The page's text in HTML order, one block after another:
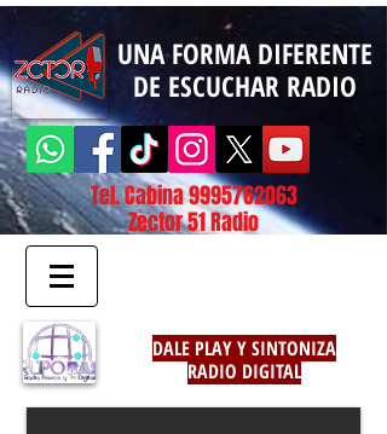
UNA FORMA DIFERENTE
DE ESCUCHAR RADIO
Tel. Cabina9995762063
Zector 51 Radio
DALE PLAY Y SINTONIZA
RADIO DIGITAL